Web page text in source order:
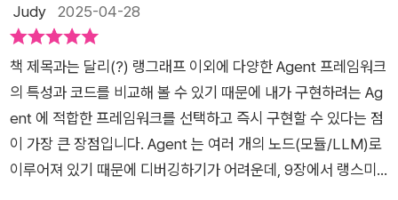
미는 3부 실습 파트입니다. 랭체인 기반의 ReAct 에이전트, Aut
oGPT를 활용한 코드 멘토, 오토젠 기반의 Q&A 에이전트, 크루
AI를 통한 유튜브 채널 분석, 라마인덱스를 이용한 PDF 검색 에
이전트까지! 각 프레임워크별로 따라할 수 있는 실습 예제가 준비
되어 있어, 실제 AI 서비스를 구현하는 경험을 제공합니다.또한
코랩(Colab) 환경을 사용하여 별도 개발 환경 구축 없이 누구나
쉽게 실습에 참여할 수 있는 점은 초심자에게 매우 큰 장점입니
에 실습을 따라오는데 전혀 무리가 없고 랭스미스 등의 핵심 기술
7장까지는 전반부로 볼 수 있는데 AI 활용에 필요한 기술에 대한
개념을 도식과 예제로 설명하고 있어 난이도가 매우 쉽다.핵심부
분은 8장부터 진행되는데, 8장은 다양한 프레임워크를 활용하여
에이전트를 직접 구현할 수 있는 장이다. 랭체인, AutoGPT, 오
토젠, 라마인덱스, 크루AI, 랭그래프 등 다양한 프레임워크를 사
Judy 2025-04-28
책 제목과는 달리(?) 랭그래프 이외에 다양한 Agent 프레임워크
의 특성과 코드를 비교해 볼 수 있기 때문에 내가 구현하려는 Ag
ent 에 적합한 프레임워크를 선택하고 즉시 구현할 수 있다는 점
이 가장 큰 장점입니다. Agent 는 여러 개의 노드(모듈/LLM)로
이루어져 있기 때문에 디버깅하기가 어려운데, 9장에서 랭스미